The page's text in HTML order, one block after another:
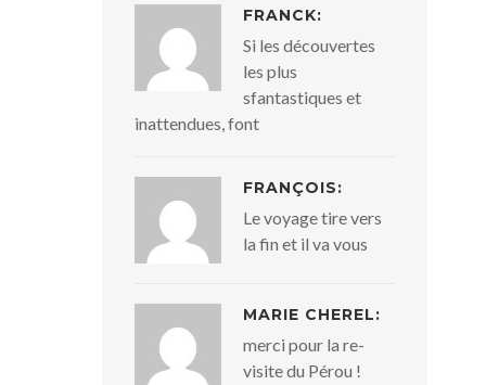
FRANCK:
Si les découvertes
les plus
sfantastiques et
inattendues, font
FRANÇOIS:
Le voyage tire vers
la fin et il va vous
MARIE CHEREL:
merci pour la re-
visite du Pérou !